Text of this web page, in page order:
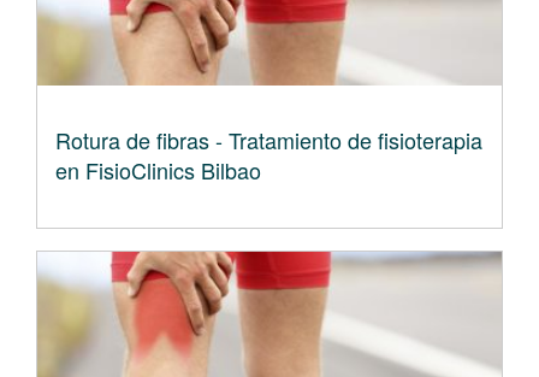
Rotura de fibras - Tratamiento de fisioterapia
en FisioClinics Bilbao